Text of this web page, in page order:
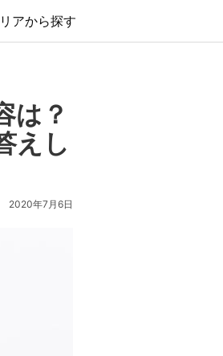
アから探す
は？
えし
2020年7月6日